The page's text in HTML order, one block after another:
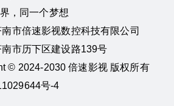
，同一个梦想
市倍速影视数控科技有限公司
市历下区建设路139号
© 2024-2030 倍速影视 版权所有
号-4